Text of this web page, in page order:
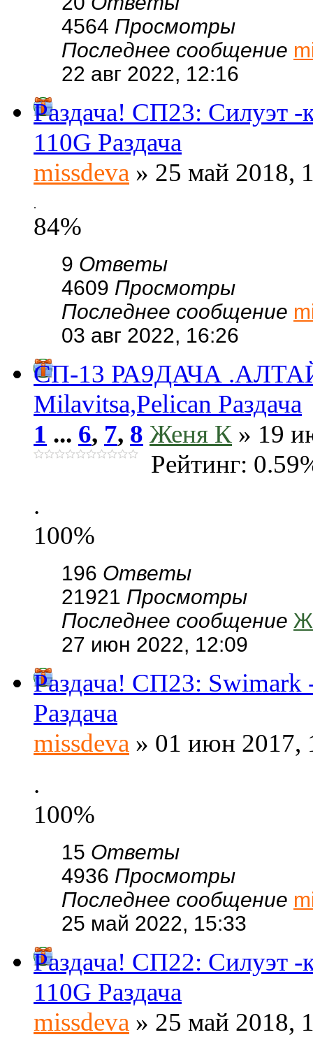
4564 Просмотры
Последнее сообщение
22 авг 2022, 12:16
Раздача! СП23: Силуэт
110G Раздача
missdeva » 25 май 2018,
.
84%
9 Ответы
4609 Просмотры
Последнее сообщение
03 авг 2022, 16:26
СП-13 РА9ДАЧА
Milavitsa,Pelican Раздача
1 ... 6, 7, 8 Женя К » 19
Рейтинг:
.
100%
196 Ответы
21921 Просмотры
Последнее сообщение
27 июн 2022, 12:09
Раздача! СП23:
Раздача
missdeva » 01 июн 2017,
.
100%
15 Ответы
4936 Просмотры
Последнее сообщение
25 май 2022, 15:33
Раздача! СП22: Силуэт
110G Раздача
missdeva » 25 май 2018,